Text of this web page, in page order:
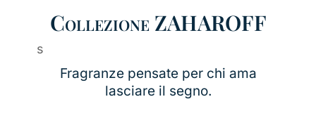
Collezione ZAHAROFF
s
Fragranze pensate per chi ama
lasciare il segno.